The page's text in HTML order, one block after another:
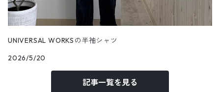
UNIVERSAL WORKSの半袖シャツ
2026/5/20
記事一覧を見る